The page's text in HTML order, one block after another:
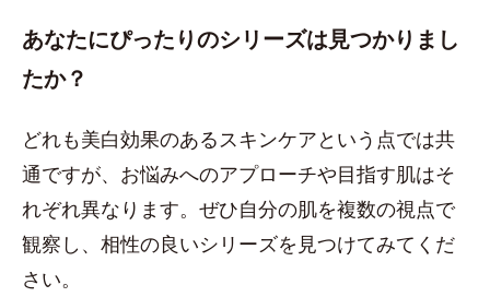
あなたにぴったりのシリーズは見つかりまし
たか？
どれも美白効果のあるスキンケアという点では共
通ですが、お悩みへのアプローチや目指す肌はそ
れぞれ異なります。ぜひ自分の肌を複数の視点で
観察し、相性の良いシリーズを見つけてみてくだ
さい。